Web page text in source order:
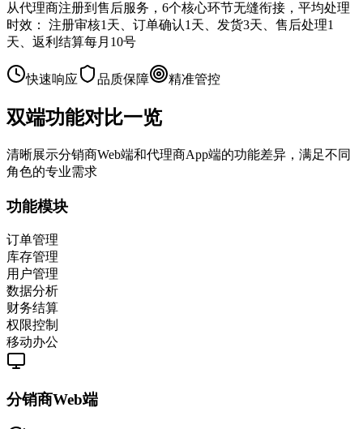
从代理商注册到售后服务，6个核心环节无缝衔接，平均处理
时效： 注册审核1天、订单确认1天、发货3天、售后处理1
天、返利结算每月10号
快速响应 品质保障 精准管控
双端功能对比一览
清晰展示分销商Web端和代理商App端的功能差异，满足不同
角色的专业需求
功能模块
订单管理
库存管理
用户管理
数据分析
财务结算
权限控制
移动办公
分销商Web端